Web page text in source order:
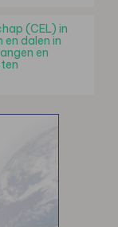
(CEL) in
dalen in
en